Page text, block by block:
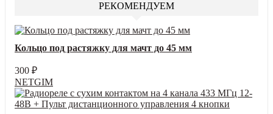
РЕКОМЕНДУЕМ
Кольцо под растяжку для мачт до 45 мм
300 ₽
NETGIM